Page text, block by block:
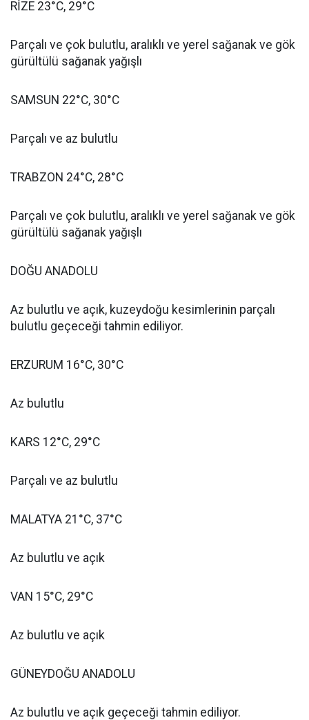
RİZE 23°C, 29°C
Parçalı ve çok bulutlu, aralıklı ve yerel sağanak ve gök
gürültülü sağanak yağışlı
SAMSUN 22°C, 30°C
Parçalı ve az bulutlu
TRABZON 24°C, 28°C
Parçalı ve çok bulutlu, aralıklı ve yerel sağanak ve gök
gürültülü sağanak yağışlı
DOĞU ANADOLU
Az bulutlu ve açık, kuzeydoğu kesimlerinin parçalı
bulutlu geçeceği tahmin ediliyor.
ERZURUM 16°C, 30°C
Az bulutlu
KARS 12°C, 29°C
Parçalı ve az bulutlu
MALATYA 21°C, 37°C
Az bulutlu ve açık
VAN 15°C, 29°C
Az bulutlu ve açık
GÜNEYDOĞU ANADOLU
Az bulutlu ve açık geçeceği tahmin ediliyor.